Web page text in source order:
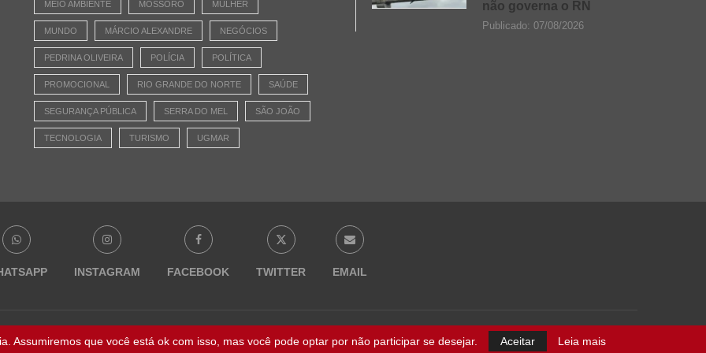
MEIO AMBIENTE MOSSORÓ MULHER
MUNDO MÁRCIO ALEXANDRE NEGÓCIOS
PEDRINA OLIVEIRA POLÍCIA POLÍTICA
PROMOCIONAL RIO GRANDE DO NORTE SAÚDE
SEGURANÇA PÚBLICA SERRA DO MEL SÃO JOÃO
TECNOLOGIA TURISMO UGMAR
não governa o RN
Publicado: 07/08/2026
INSTAGRAM FACEBOOK TWITTER EMAIL
Assumiremos que você está ok com isso, mas você pode optar por não participar se desejar. Aceitar Leia mais